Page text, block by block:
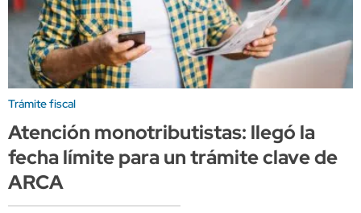
Trámite fiscal
Atención monotributistas: llegó la
fecha límite para un trámite clave de
ARCA